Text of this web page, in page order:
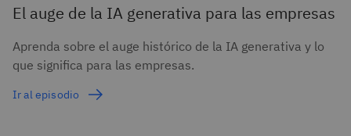
El auge de la IA generativa para las empresas
Aprenda sobre el auge histórico de la IA generativa y lo
que significa para las empresas.
Ir al episodio